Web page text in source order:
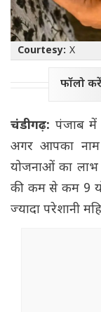
Courtesy: X
फॉलो
चंडीगढ़: पंजाब में
अगर आपका नाम
योजनाओं का लाभ
की कम से कम 9
ज्यादा परेशानी